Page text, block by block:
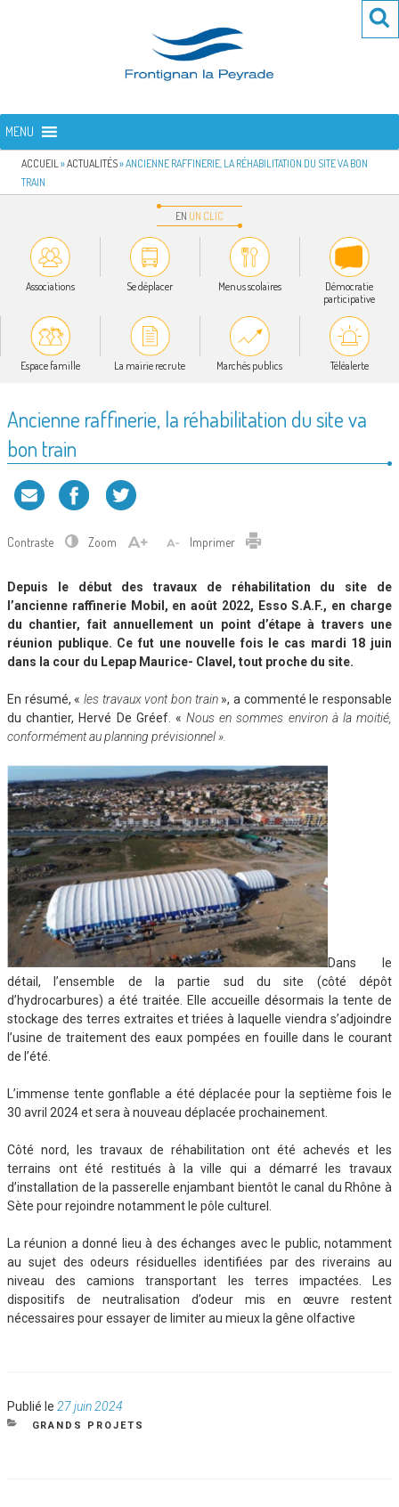
FRONTIGNAN LA PEYRADE
MENU
ACCUEIL »ACTUALITÉS»ANCIENNE RAFFINERIE, LA RÉHABILITATION DU SITE VA BON
TRAIN
EN UN CLIC
Associations Se déplacer Menus scolaires
Démocratie
participative
Espace famille La mairie recrute Marchés publics Téléalerte
Ancienne raffinerie, la réhabilitation du site va
bon train
Contraste Zoom Imprimer
Depuis le début des travaux de réhabilitation du site de
l’ancienne raffinerie Mobil, en août 2022, Esso S.A.F., en charge
du chantier, fait annuellement un point d’étape à travers une
réunion publique. Ce fut une nouvelle fois le cas mardi 18 juin
dans la cour du Lepap Maurice- Clavel, tout proche du site.
En résumé, « les travaux vont bon train », a commenté le responsable
du chantier, Hervé De Gréef. « Nous en sommes environ à la moitié,
conformément au planning prévisionnel ».
Dans le
détail, l’ensemble de la partie sud du site (côté dépôt
d’hydrocarbures) a été traitée. Elle accueille désormais la tente de
stockage des terres extraites et triées à laquelle viendra s’adjoindre
l’usine de traitement des eaux pompées en fouille dans le courant
de l’été.
L’immense tente gonflable a été déplacée pour la septième fois le
30 avril 2024 et sera à nouveau déplacée prochainement.
Côté nord, les travaux de réhabilitation ont été achevés et les
terrains ont été restitués à la ville qui a démarré les travaux
d’installation de la passerelle enjambant bientôt le canal du Rhône à
Sète pour rejoindre notamment le pôle culturel.
La réunion a donné lieu à des échanges avec le public, notamment
au sujet des odeurs résiduelles identifiées par des riverains au
niveau des camions transportant les terres impactées. Les
dispositifs de neutralisation d’odeur mis en œuvre restent
nécessaires pour essayer de limiter au mieux la gêne olfactive
Publié le Publié
le
27 juin 2024
CATÉGORIES
GRANDS PROJETS